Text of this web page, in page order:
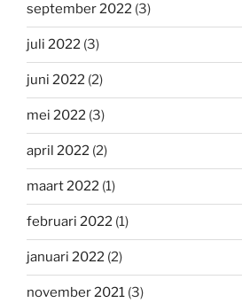
september 2022 (3)
juli 2022 (3)
juni 2022 (2)
mei 2022 (3)
april 2022 (2)
maart 2022 (1)
februari 2022 (1)
januari 2022 (2)
november 2021 (3)